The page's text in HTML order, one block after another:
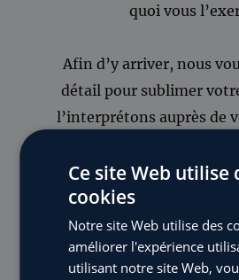
quoi vous
Afin d’y arriver, nous
détail pour sublimer
l’interprétons auprès de
la
naming à l’INPIainsi que
de recherches, en
avocate en Propriété
C’est comme cela que
Ce site Web utilise
cookies
Notre site Web utilise des
améliorer l'expérience
utilisant notre site Web,